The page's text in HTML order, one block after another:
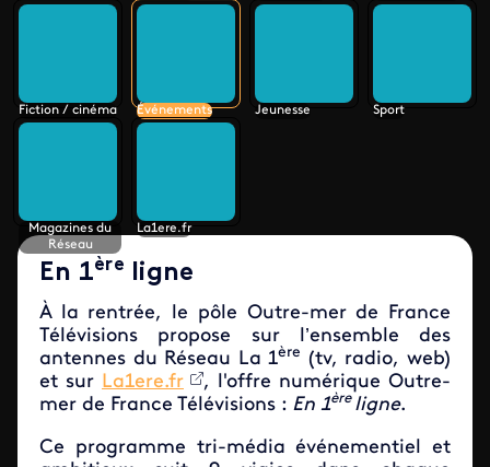
Fiction / cinéma Événements Jeunesse Sport
Magazines du
Réseau
La1ere.fr
En 1ère ligne
À la rentrée, le pôle Outre-mer de France
Télévisions propose sur l’ensemble des
antennes du Réseau La 1ère
(tv, radio, web)
et sur La1ere.fr
, l'offre numérique Outre-
mer de France Télévisions : En 1ère ligne.
Ce programme tri-média événementiel et